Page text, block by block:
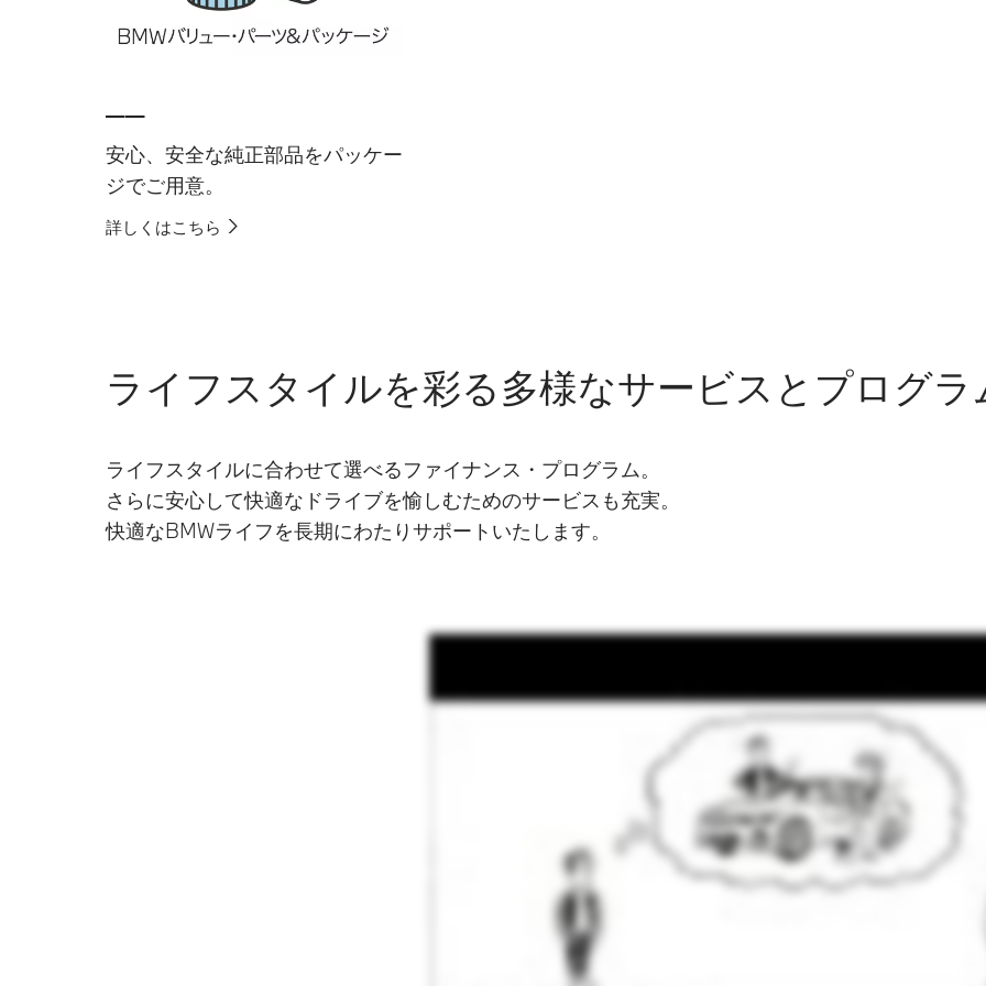
安心、安全な純正部品をパッケー
ジでご用意。
詳しくはこちら
ライフスタイルを彩る多様なサービスとプログラ
ライフスタイルに合わせて選べるファイナンス・プログラム。
さらに安心して快適なドライブを愉しむためのサービスも充実。
快適なBMWライフを長期にわたりサポートいたします。